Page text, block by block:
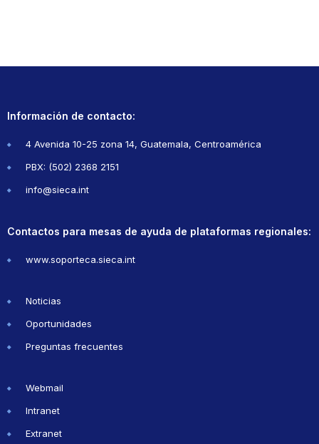
Información de contacto:
4 Avenida 10-25 zona 14, Guatemala, Centroamérica
PBX: (502) 2368 2151
info@sieca.int
Contactos para mesas de ayuda de plataformas regionales:
www.soporteca.sieca.int
Noticias
Oportunidades
Preguntas frecuentes
Webmail
Intranet
Extranet